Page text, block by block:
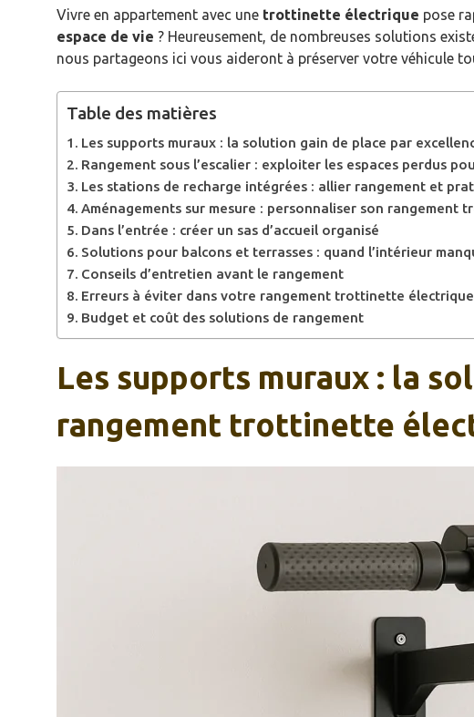
Vivre en appartement avec une trottinette électrique pose
espace de vie ? Heureusement, de nombreuses solutions
nous partageons ici vous aideront à préserver votre véhicule
Table des matières
Les supports muraux : la solution gain de place par
Rangement sous l’escalier : exploiter les espaces perdus
Les stations de recharge intégrées : allier rangement et
Aménagements sur mesure : personnaliser son
Dans l’entrée : créer un sas d’accueil organisé
Solutions pour balcons et terrasses : quand l’intérieur
Conseils d’entretien avant le rangement
Erreurs à éviter dans votre rangement trottinette
Budget et coût des solutions de rangement
Les supports muraux : la
rangement trottinette